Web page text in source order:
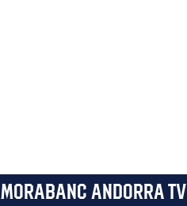
MORABANC ANDORRA TV